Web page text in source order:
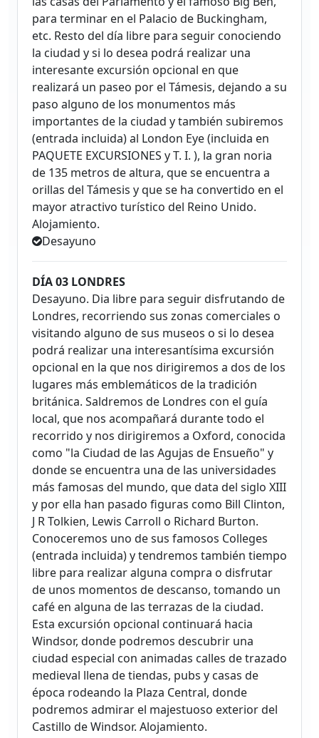
para terminar en el Palacio de Buckingham,
etc. Resto del día libre para seguir conociendo
la ciudad y si lo desea podrá realizar una
interesante excursión opcional en que
realizará un paseo por el Támesis, dejando a su
paso alguno de los monumentos más
importantes de la ciudad y también subiremos
(entrada incluida) al London Eye (incluida en
PAQUETE EXCURSIONES y T. I. ), la gran noria
de 135 metros de altura, que se encuentra a
orillas del Támesis y que se ha convertido en el
mayor atractivo turístico del Reino Unido.
Alojamiento.
Desayuno
DÍA 03 LONDRES
Desayuno. Dia libre para seguir disfrutando de
Londres, recorriendo sus zonas comerciales o
visitando alguno de sus museos o si lo desea
podrá realizar una interesantísima excursión
opcional en la que nos dirigiremos a dos de los
lugares más emblemáticos de la tradición
británica. Saldremos de Londres con el guía
local, que nos acompañará durante todo el
recorrido y nos dirigiremos a Oxford, conocida
como "la Ciudad de las Agujas de Ensueño" y
donde se encuentra una de las universidades
más famosas del mundo, que data del siglo XIII
y por ella han pasado figuras como Bill Clinton,
J R Tolkien, Lewis Carroll o Richard Burton.
Conoceremos uno de sus famosos Colleges
(entrada incluida) y tendremos también tiempo
libre para realizar alguna compra o disfrutar
de unos momentos de descanso, tomando un
café en alguna de las terrazas de la ciudad.
Esta excursión opcional continuará hacia
Windsor, donde podremos descubrir una
ciudad especial con animadas calles de trazado
medieval llena de tiendas, pubs y casas de
época rodeando la Plaza Central, donde
podremos admirar el majestuoso exterior del
Castillo de Windsor. Alojamiento.